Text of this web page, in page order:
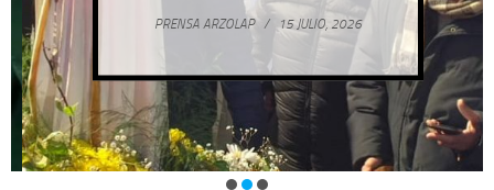
PRENSA ARZOLAP / 15 JULIO, 2026